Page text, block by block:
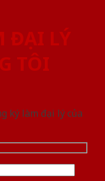
ĐẠI LÝ
TÔI
ký làm đại lý của